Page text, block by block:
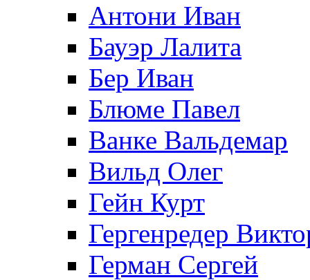
Антони Иван
Бауэр Лалита
Бер Иван
Блюме Павел
Ванке Вальдемар
Вильд Олег
Гейн Курт
Гергенредер
Герман Сергей